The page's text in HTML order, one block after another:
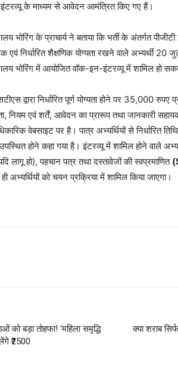
इंटरव्यू के माध्यम से आवेदन आमंत्रित किए गए हैं।
भोरिंग के प्राचार्य ने बताया कि भर्ती के अंतर्गत
एवं निर्धारित शैक्षणिक योग्यता रखने वाले अभ्यर्थी
भोरिंग में आयोजित वॉक-इन-इंटरव्यू में शामिल हो
द्वारा निर्धारित पूर्ण योग्यता होने पर 35,000
नियम एवं शर्तें, आवेदन का प्रारूप तथा जानकारी
वेबसाइट पर है। पात्र अभ्यर्थियों से निर्धारित
होने कहा गया है। इंटरव्यू में शामिल होने वाले
लागू हो), पहचान पत्र तथा दस्तावेजों की स्वप्रमाणित
अभ्यर्थियों को चयन प्रक्रिया में शामिल किया जाएगा।
को बड़ा तोहफा! ‘महिला समृद्धि
₹2500
क्या शराब